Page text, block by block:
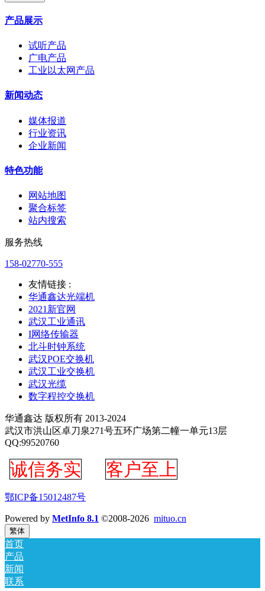
产品展示
试听产品
广电产品
工业以太网产品
新闻动态
媒体报道
行业资讯
企业新闻
特色功能
网站地图
聚合标签
站内搜索
服务热线
158-02770-555
友情链接 :
华通鑫达光端机
2021新官网
武汉工业通讯
I网络传输器
北斗时钟系统
武汉POE交换机
武汉工业交换机
武汉光缆
数字程控交换机
华通鑫达 版权所有 2013-2024
武汉市洪山区卓刀泉271号五环广场第二幢一单元13层
QQ:99520760
诚信务实 客户至上
鄂ICP备15012487号
Powered by MetInfo 8.1 ©2008-2026 mituo.cn
繁体
首页
产品
新闻
联系